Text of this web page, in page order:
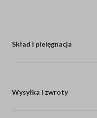
Skład i pielęgnacja
Wysyłka i zwroty